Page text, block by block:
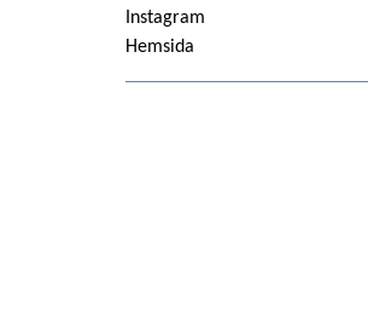
Instagram
Hemsida